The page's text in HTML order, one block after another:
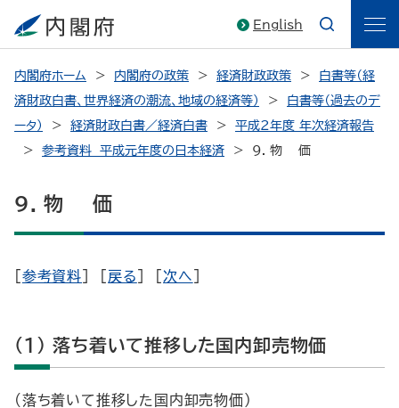
English
内閣府ホーム 内閣府の政策 経済財政政策
白書等（経
済財政白書、世界経済の潮流、地域の経済等）
白書等（過去のデ
ータ）
経済財政白書／経済白書
平成2年度 年次経済報告
参考資料 平成元年度の日本経済
9. 物 価
9. 物 価
参考資料 戻る ] [次へ
(1) 落ち着いて推移した国内卸売物価
(落ち着いて推移した国内卸売物価)